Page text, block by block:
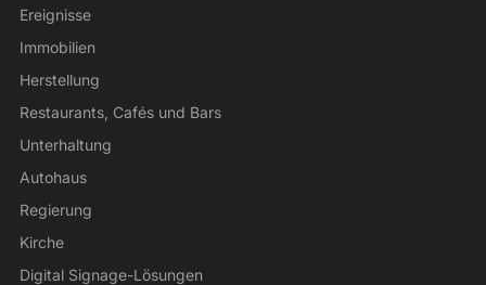
Ereignisse
Immobilien
Herstellung
Restaurants, Cafés und Bars
Unterhaltung
Autohaus
Regierung
Kirche
Digital Signage-Lösungen